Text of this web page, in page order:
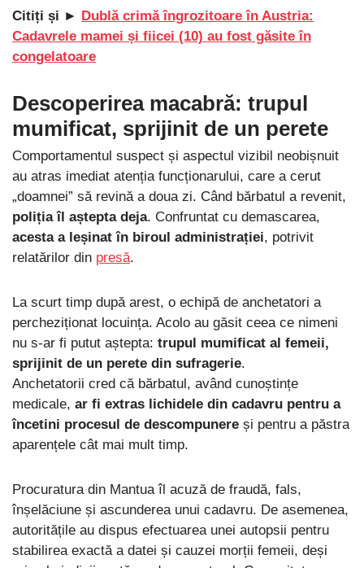
Citiți și ►
Dublă crimă îngrozitoare în Austria:
Cadavrele mamei și fiicei (10) au fost găsite în
congelatoare
Descoperirea macabră: trupul
mumificat, sprijinit de un perete
Comportamentul suspect și aspectul vizibil neobișnuit
au atras imediat atenția funcționarului, care a cerut
„doamnei” să revină a doua zi. Când bărbatul a revenit,
poliția îl aștepta deja. Confruntat cu demascarea,
acesta a leșinat în biroul administrației, potrivit
relatărilor din presă.
La scurt timp după arest, o echipă de anchetatori a
percheziționat locuința. Acolo au găsit ceea ce nimeni
nu s-ar fi putut aștepta: trupul mumificat al femeii,
sprijinit de un perete din sufragerie.
Anchetatorii cred că bărbatul, având cunoștințe
medicale, ar fi extras lichidele din cadavru pentru a
încetini procesul de descompunere și pentru a păstra
aparențele cât mai mult timp.
Procuratura din Mantua îl acuză de fraudă, fals,
înșelăciune și ascunderea unui cadavru. De asemenea,
autoritățile au dispus efectuarea unei autopsii pentru
stabilirea exactă a datei și cauzei morții femeii, deși